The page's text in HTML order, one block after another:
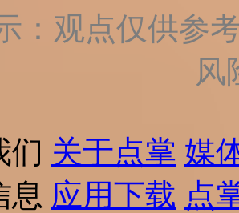
：观点仅供参
风
们 关于点掌 媒
息 应用下载 点